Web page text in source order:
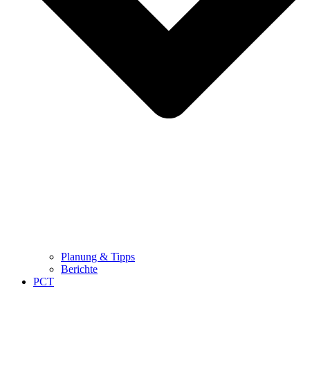
Planung & Tipps
Berichte
PCT